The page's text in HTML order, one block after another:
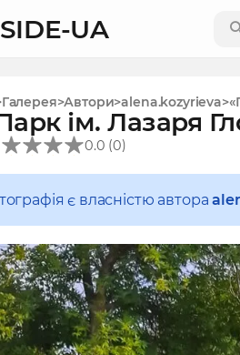
UA
Галерея Автори alena.kozyrieva
ім. Лазаря
0.0 (0)
є власністю автора